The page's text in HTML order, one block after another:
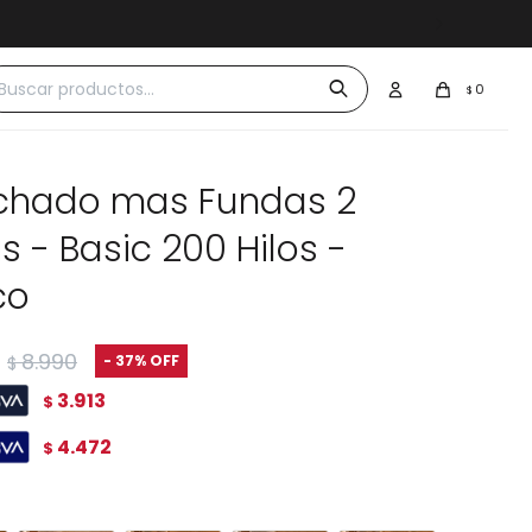
$ 0
mas Fundas 2
- Basic 200 Hilos -
$ 8.990 37
$ 3.913
$ 4.472